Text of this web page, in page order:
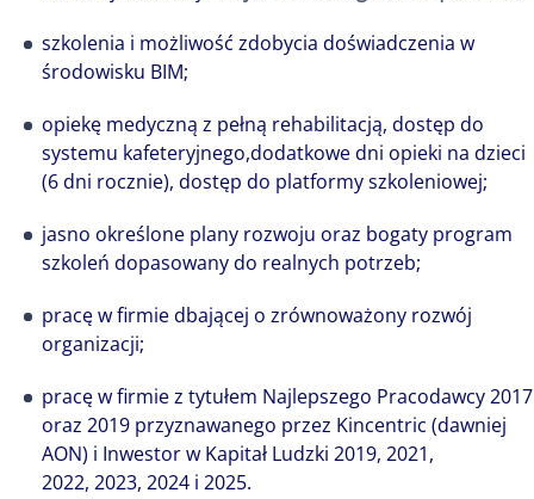
szkolenia i możliwość zdobycia doświadczenia w
środowisku BIM;
opiekę medyczną z pełną rehabilitacją, dostęp do
systemu kafeteryjnego,dodatkowe dni opieki na dzieci
(6 dni rocznie), dostęp do platformy szkoleniowej;
jasno określone plany rozwoju oraz bogaty program
szkoleń dopasowany do realnych potrzeb;
pracę w firmie dbającej o zrównoważony rozwój
organizacji;
pracę w firmie z tytułem Najlepszego Pracodawcy 2017
oraz 2019 przyznawanego przez Kincentric (dawniej
AON) i Inwestor w Kapitał Ludzki 2019, 2021,
2022, 2023, 2024 i 2025.